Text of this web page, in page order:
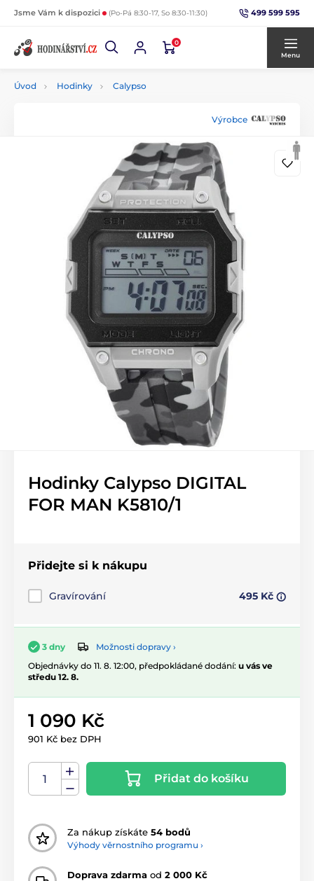
Jsme Vám k dispozici (Po-Pá 8:30-17, So 8:30-11:30) 499 599 595
0
Menu
Úvod Hodinky Calypso
Výrobce
Hodinky Calypso DIGITAL
FOR MAN K5810/1
Přidejte si k nákupu
Gravírování 495 Kč
3 dny
Možnosti dopravy ›
Objednávky do 11. 8. 12:00, předpokládané dodání: u vás ve
středu 12. 8.
1 090 Kč
901 Kč bez DPH
Přidat do košíku
Za nákup získáte 54 bodů
Výhody věrnostního programu ›
Doprava zdarma od 2 000 Kč